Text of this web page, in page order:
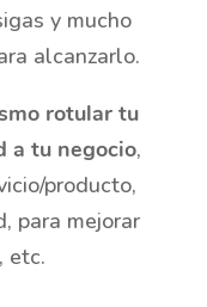
y mucho
alcanzarlo.
rotular tu
a tu negocio,
producto,
para mejorar
etc.